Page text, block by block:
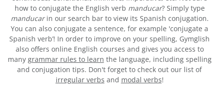
how to conjugate the English verb manducar? Simply type
manducarin our search bar to view its Spanish conjugation.
You can also conjugate a sentence, for example 'conjugate a
Spanish verb’! In order to improve on your spelling, Gymglish
also offers online English courses and gives you access to
many grammar rules to learn the language, including spelling
and conjugation tips. Don't forget to check out our list of
irregular verbs and modal verbs!